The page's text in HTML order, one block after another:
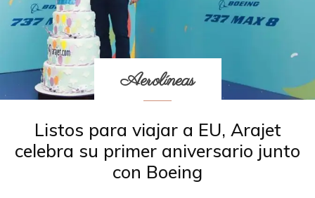
Aerolíneas
Listos para viajar a EU, Arajet
celebra su primer aniversario junto
con Boeing